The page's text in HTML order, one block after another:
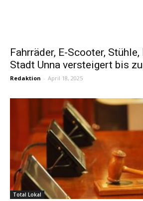
Fahrräder, E-Scooter,
Stadt Unna versteigert bis
Redaktion - April 18, 2025
Total Lokal